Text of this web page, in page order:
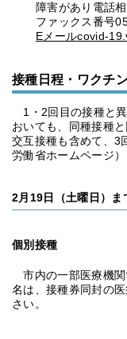
障害があり電話
ファックス番号
Eメールcovid-
接種日程・ワクチ
1・2回目の接種と
おいても、同種接種
交互接種も含めて、3
労働省ホームページ）
2月19日（土曜日）ま
個別接種
市内の一部医療機関
名は、接種券同封の
さい。